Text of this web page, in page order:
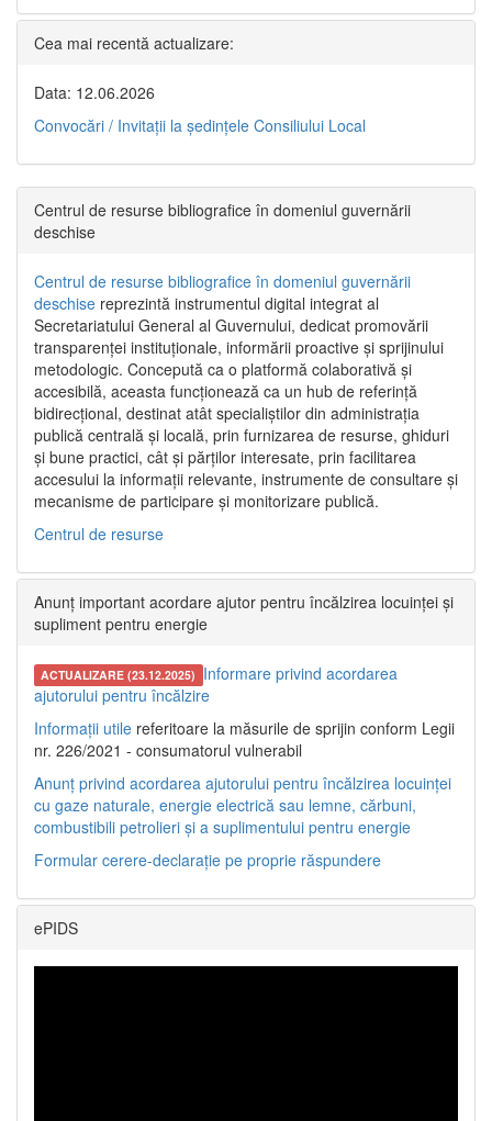
Cea mai recentă actualizare:
Data: 12.06.2026
Convocări / Invitaţii la şedinţele Consiliului Local
Centrul de resurse bibliografice în domeniul guvernării
deschise
Centrul de resurse bibliografice în domeniul guvernării
deschise reprezintă instrumentul digital integrat al
Secretariatului General al Guvernului, dedicat promovării
transparenței instituționale, informării proactive și sprijinului
metodologic. Concepută ca o platformă colaborativă și
accesibilă, aceasta funcționează ca un hub de referință
bidirecțional, destinat atât specialiștilor din administrația
publică centrală și locală, prin furnizarea de resurse, ghiduri
și bune practici, cât și părților interesate, prin facilitarea
accesului la informații relevante, instrumente de consultare și
mecanisme de participare și monitorizare publică.
Centrul de resurse
Anunț important acordare ajutor pentru încălzirea locuinței și
supliment pentru energie
ACTUALIZARE (23.12.2025) Informare privind acordarea
ajutorului pentru încălzire
Informații utile referitoare la măsurile de sprijin conform Legii
nr. 226/2021 - consumatorul vulnerabil
Anunț privind acordarea ajutorului pentru încălzirea locuinței
cu gaze naturale, energie electrică sau lemne, cărbuni,
combustibili petrolieri și a suplimentului pentru energie
Formular cerere-declarație pe proprie răspundere
ePIDS